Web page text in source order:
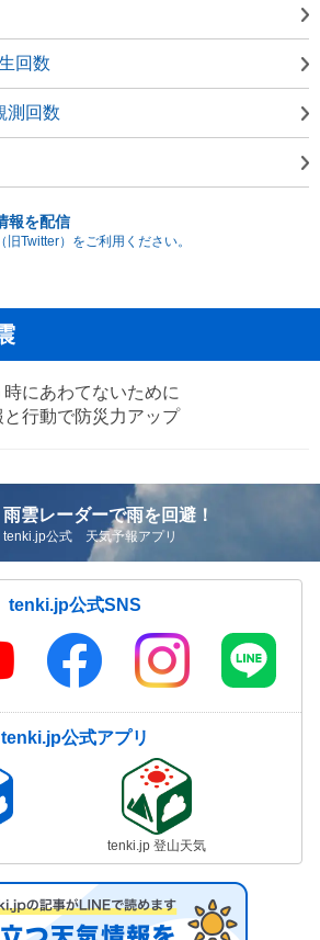
回数
測回数
報を配信
Twitter）をご利用ください。
にあわてないために
行動で防災力アップ
雨雲レーダーで雨を回避！
tenki.jp公式 天気予報アプリ
tenki.jp公式SNS
tenki.jp公式アプリ
tenki.jp 登山天気